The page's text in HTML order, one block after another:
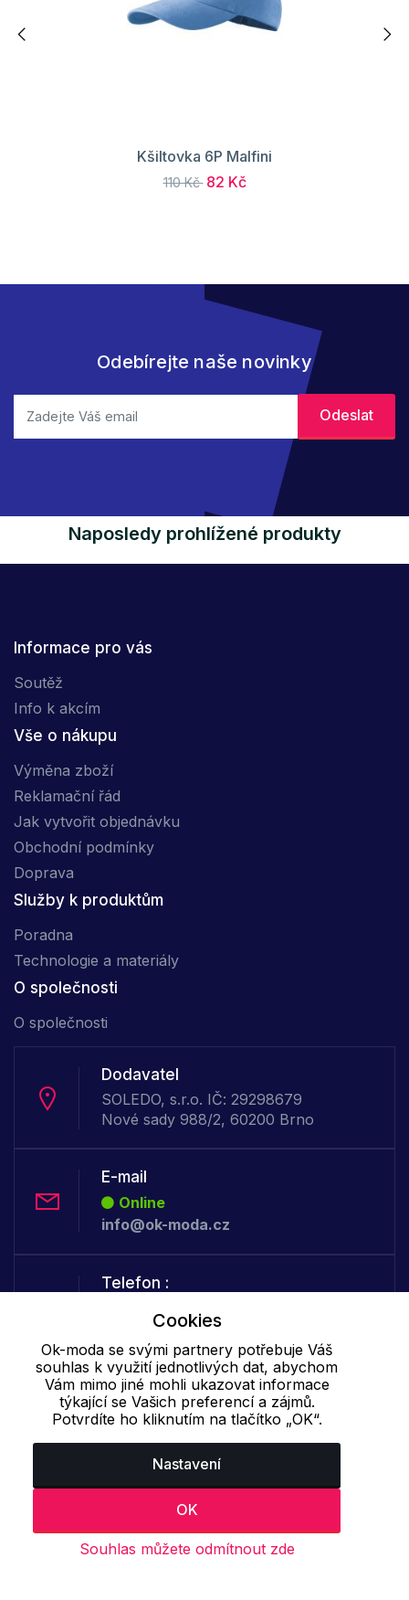
Kšiltovka 6P Malfini
110 Kč 82 Kč
Odebírejte naše novinky
Naposledy prohlížené produkty
Informace pro vás
Soutěž
Info k akcím
Vše o nákupu
Výměna zboží
Reklamační řád
Jak vytvořit objednávku
Obchodní podmínky
Doprava
Služby k produktům
Poradna
Technologie a materiály
O společnosti
O společnosti
Dodavatel
SOLEDO, s.r.o. IČ: 29298679
Nové sady 988/2, 60200 Brno
E-mail
Online
info@ok-moda.cz
Telefon :
+420 702 000 160
Cookie - podrobné nastavení| Další informace|Ochrana osobních
Cookies
Ok-moda se svými partnery potřebuje Váš
souhlas k využití jednotlivých dat, abychom
Vám mimo jiné mohli ukazovat informace
týkající se Vašich preferencí a zájmů.
Potvrdíte ho kliknutím na tlačítko „OK“.
Nastavení
OK
Souhlas můžete odmítnout zde